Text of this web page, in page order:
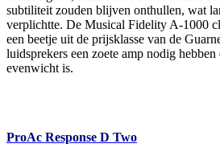
subtiliteit zouden blijven onthullen, wat
verplichtte. De Musical Fidelity A-1000
een beetje uit de prijsklasse van de
luidsprekers een zoete amp nodig
evenwicht is.
ProAc Response D Two